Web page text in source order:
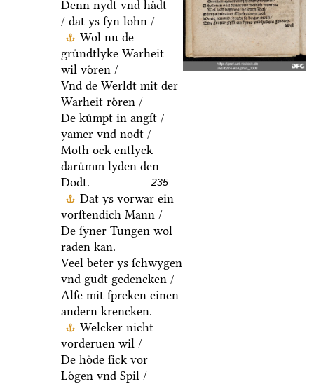
Denn nydt vnd haͤdt
/ dat ys ſyn lohn /
Wol nu de
gruͤndtlyke Warheit
wil voͤren /
Vnd de Werldt mit der
Warheit roͤren /
De kuͤmpt in angſt /
yamer vnd nodt /
Moth ock entlyck
daruͤmm lyden den
Dodt.
235
Dat ys vorwar ein
vorſtendich Mann /
De ſyner Tungen wol
raden kan.
Veel beter ys ſchwygen
vnd gudt gedencken /
Alſe mit ſpreken einen
andern krencken.
Welcker nicht
vorderuen wil /
De hoͤde ſick vor
Loͤgen vnd Spil /